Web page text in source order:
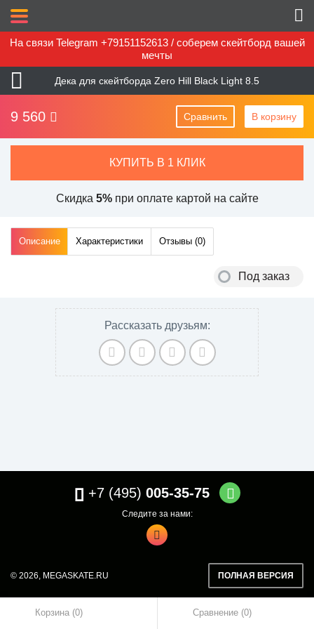
На связи Telegram +79151152613 / соберем скейтборд вашей
мечты
Корзина (0) Сравнение 0
Дека для скейтборда Zero Hill Black Light 8.5
9 560 В корзину
Сравнить
КУПИТЬ В 1 КЛИК
Скидка 5%при оплате картой на сайте
Описание Характеристики Отзывы (0)
Под заказ
Рассказать друзьям:
+7 (495) 005-35-75
Следите за нами:
© 2026, MEGASKATE.RU ПОЛНАЯ ВЕРСИЯ